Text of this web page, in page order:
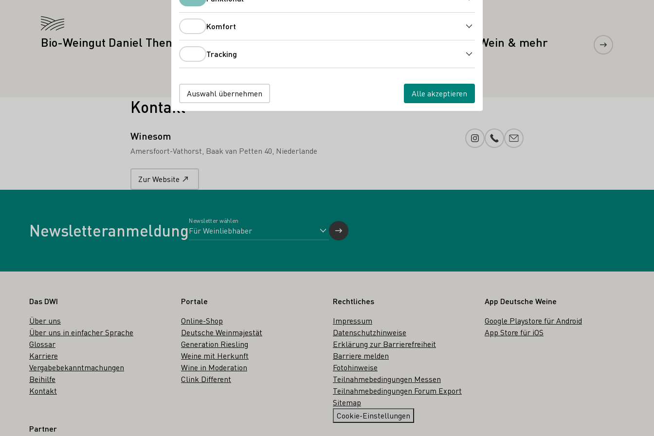
Bio-Weingut Daniel Then
Mehr erfahren
Frank Schäfer KORE - Wein & mehr
Kontakt
Winesom
Amersfoort-Vathorst Baak van Petten 40 Niederlande
InstagramTelefonnummer
E-Mail-Adresse
Zur Website
Newsletteranmeldung
Newsletter wählen
Fußbereich
Das DWI
Über uns
Über uns in einfacher Sprache
Glossar
Karriere
Vergabebekanntmachungen
Beihilfe
Kontakt
Portale
Online-Shop
Deutsche Weinmajestät
Generation Riesling
Weine mit Herkunft
Wine in Moderation
Clink Different
Rechtliches
Impressum
Datenschutzhinweise
Erklärung zur Barrierefreiheit
Barriere melden
Fotohinweise
Teilnahmebedingungen Messen
Teilnahmebedingungen Forum Export
Sitemap
Cookie-Einstellungen
Funktional
Komfort
Tracking
Auswahl übernehmen Alle akzeptieren
App Deutsche Weine
Google Playstore für Android
App Store für iOS
Partner